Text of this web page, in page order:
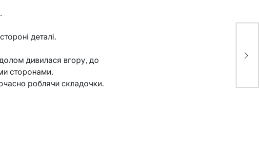
деталі.
дивилася вгору, до
сторонами.
роблячи складочки.